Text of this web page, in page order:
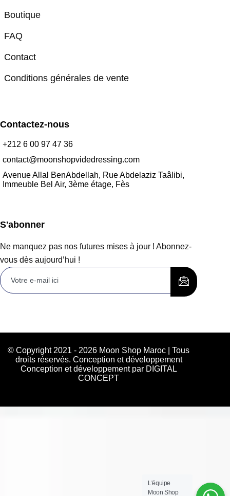
Boutique
FAQ
Contact
Conditions générales de vente
Contactez-nous
+212 6 00 97 47 36
contact@moonshopvidedressing.com
Avenue Allal BenAbdellah, Rue Abdelaziz Taâlibi,
Immeuble Bel Air, 3ème étage, Fès
S'abonner
Ne manquez pas nos futures mises à jour ! Abonnez-
vous dès aujourd’hui !
© Copyright 2021 - 2026 Moon Shop Maroc | Tous
droits réservés. Conception et développement
Conception et développement par DIGITAL
CONCEPT
L'équipe
Moon Shop